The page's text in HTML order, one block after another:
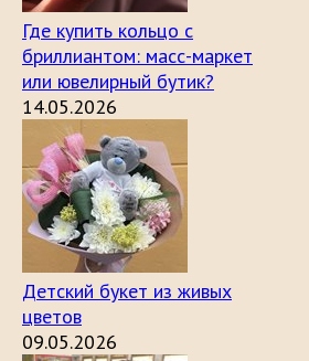
Где купить кольцо с
бриллиантом: масс-маркет
или ювелирный бутик?
14.05.2026
Детский букет из живых
цветов
09.05.2026